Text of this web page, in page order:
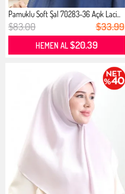
Pamuklu Soft Şal 70283-36 Açık Laci...
$83.00 $33.99
HEMEN AL$20.39